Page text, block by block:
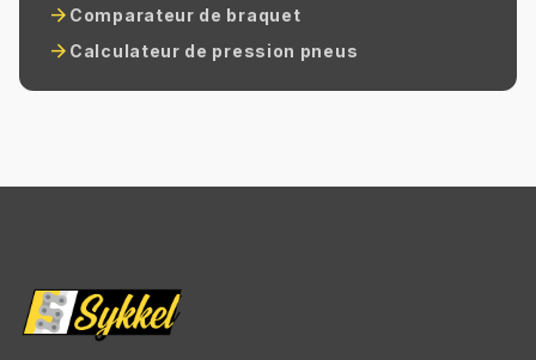
arrow_forward Comparateur de braquet
arrow_forward Calculateur de pression pneus